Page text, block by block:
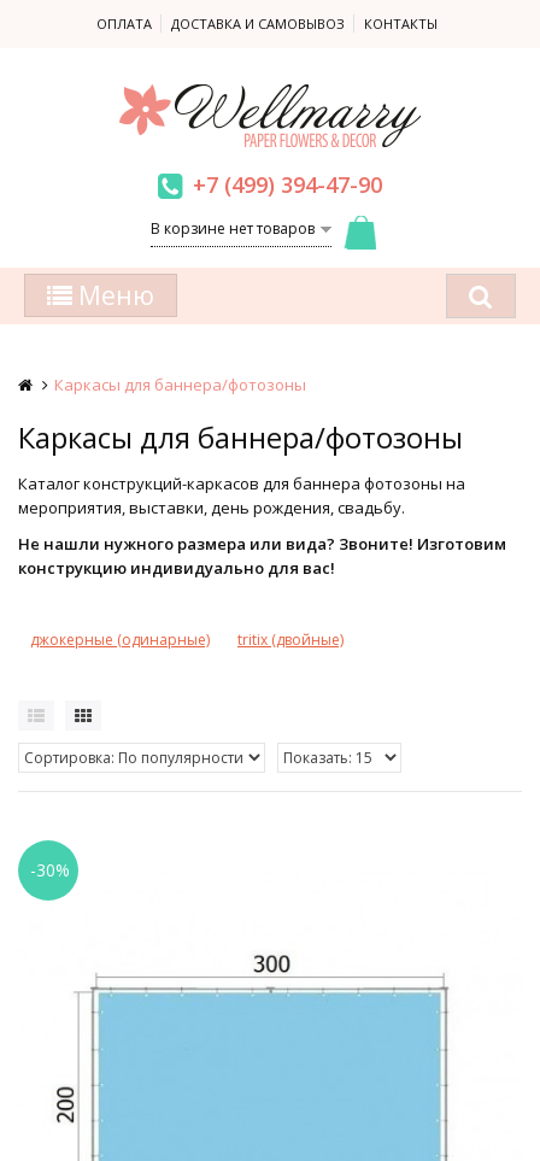
ОПЛАТА ДОСТАВКА И САМОВЫВОЗ КОНТАКТЫ
+7 (499) 394-47-90
В корзине нет товаров
Меню
Каркасы для баннера/фотозоны
Каркасы для баннера/фотозоны
Каталог конструкций-каркасов для баннера фотозоны на
мероприятия, выставки, день рождения, свадьбу.
Не нашли нужного размера или вида? Звоните! Изготовим
конструкцию индивидуально для вас!
джокерные (одинарные) tritix (двойные)
-30%